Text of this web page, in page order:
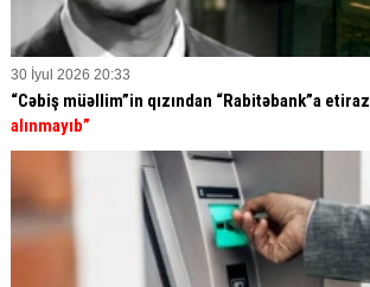
30 İyul 2026 20:33
“Cəbiş müəllim”in qızından “Rabitəbank”a etiraz
alınmayıb”